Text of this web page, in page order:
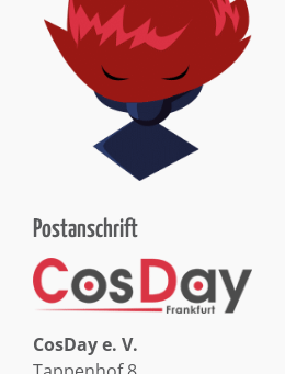
Postanschrift
CosDay e. V.